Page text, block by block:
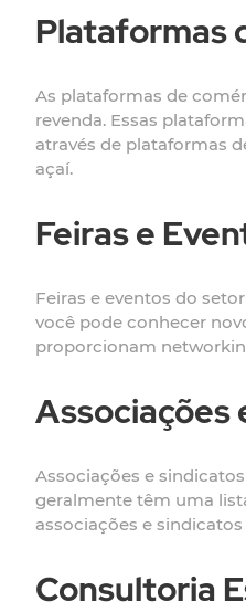
Plataformas
As plataformas de
revenda. Essas
através de plataformas
açaí.
Feiras e
Feiras e eventos do
você pode conhecer
proporcionam
Associações
Associações e
geralmente têm uma
associações e
Consultoria